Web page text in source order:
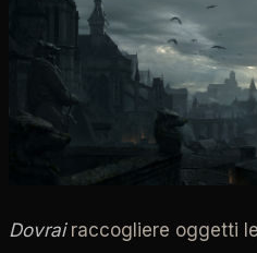
Dovrairaccogliere oggetti